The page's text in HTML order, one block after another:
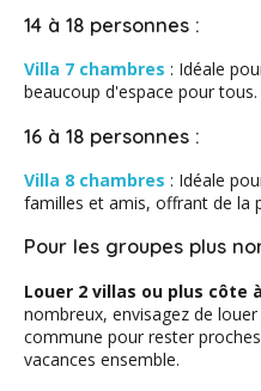
14 à 18 personnes :
Villa 7 chambres : Idéale
beaucoup d'espace pour tous.
16 à 18 personnes :
Villa 8 chambres : Idéale
familles et amis, offrant de la
Pour les groupes plus
Louer 2 villas ou plus côte
nombreux, envisagez de
commune pour rester
vacances ensemble.